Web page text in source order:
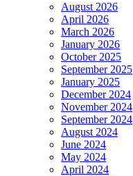
August 2026
April 2026
March 2026
January 2026
October 2025
September 2025
January 2025
December 2024
November 2024
September 2024
August 2024
June 2024
May 2024
April 2024